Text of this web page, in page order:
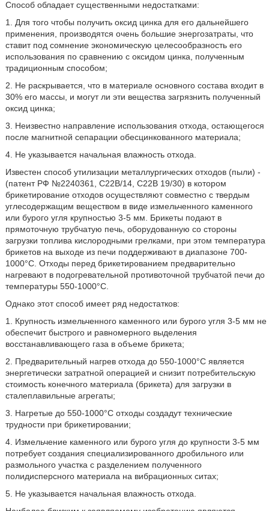
Способ обладает существенными недостатками:
1. Для того чтобы получить оксид цинка для его дальнейшего
применения, производятся очень большие энергозатраты, что
ставит под сомнение экономическую целесообразность его
использования по сравнению с оксидом цинка, полученным
традиционным способом;
2. Не раскрывается, что в материале основного состава входит в
30% его массы, и могут ли эти вещества загрязнить полученный
оксид цинка;
3. Неизвестно направление использования отхода, остающегося
после магнитной сепарации обесцинкованного материала;
4. Не указывается начальная влажность отхода.
Известен способ утилизации металлургических отходов (пыли) -
(патент РФ №2240361, С22В/14, С22В 19/30) в котором
брикетирование отходов осуществляют совместно с твердым
углесодержащим веществом в виде измельченного каменного
или бурого угля крупностью 3-5 мм. Брикеты подают в
прямоточную трубчатую печь, оборудованную со стороны
загрузки топлива кислородными грелками, при этом температура
брикетов на выходе из печи поддерживают в диапазоне 700-
1000°С. Отходы перед брикетированием предварительно
нагревают в подогревательной противоточной трубчатой печи до
температуры 550-1000°С.
Однако этот способ имеет ряд недостатков:
1. Крупность измельченного каменного или бурого угля 3-5 мм не
обеспечит быстрого и равномерного выделения
восстанавливающего газа в объеме брикета;
2. Предварительный нагрев отхода до 550-1000°С является
энергетически затратной операцией и снизит потребительскую
стоимость конечного материала (брикета) для загрузки в
сталеплавильные агрегаты;
3. Нагретые до 550-1000°С отходы создадут технические
трудности при брикетировании;
4. Измельчение каменного или бурого угля до крупности 3-5 мм
потребует создания специализированного дробильного или
размольного участка с разделением полученного
полидисперсного материала на вибрационных ситах;
5. Не указывается начальная влажность отхода.